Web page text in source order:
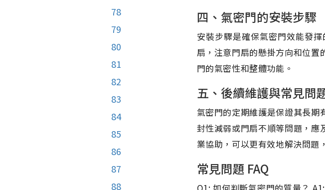
78
79
80
81
82
83
84
85
86
87
88
四、氣密門的安裝步驟
安裝步驟是確保氣密門效能發
扇，注意門扇的懸掛方向和位
門的氣密性和整體功能。
五、後續維護與常見問
氣密門的定期維護是保證其長
封性減弱或門扇不順等問題，應
業協助，可以更有效地解決問題
常見問題 FAQ